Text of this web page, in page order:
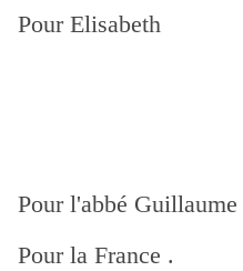
Pour Elisabeth
Pour l'abbé Guillaume
Pour la France .